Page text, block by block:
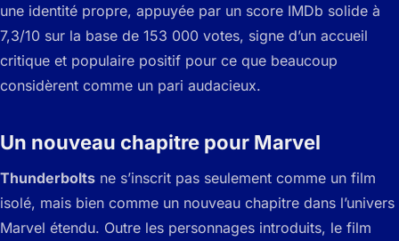
une identité propre, appuyée par un score IMDb solide à
7,3/10 sur la base de 153 000 votes, signe d’un accueil
critique et populaire positif pour ce que beaucoup
considèrent comme un pari audacieux.
Un nouveau chapitre pour Marvel
Thunderbolts ne s’inscrit pas seulement comme un film
isolé, mais bien comme un nouveau chapitre dans l’univers
Marvel étendu. Outre les personnages introduits, le film